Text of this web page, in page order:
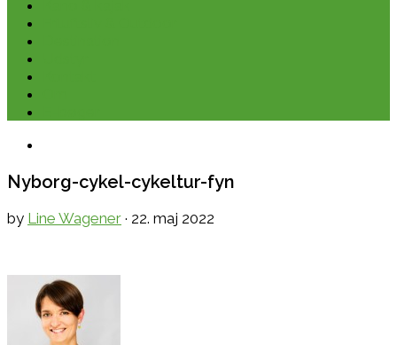
Nyborg-cykel-cykeltur-fyn
by Line Wagener · 22. maj 2022